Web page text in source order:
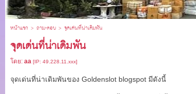
หน้าแรก > ถาม-ตอบ> จุดเด่นที่น่าเดิมพัน
จุดเด่นที่น่าเดิมพัน
โดย:aa [IP: 49.228.11.xxx]
จุดเด่นที่น่าเดิมพันของ Goldenslot blogspotมีดังนี้